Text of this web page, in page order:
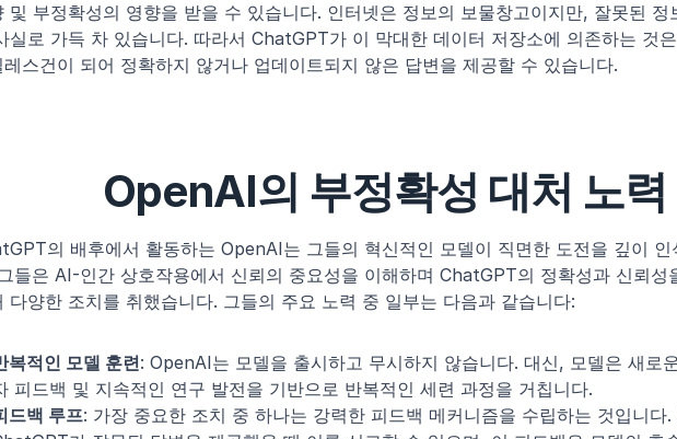
및 부정확성의 영향을 받을 수 있습니다. 인터넷은 정보의 보물창고이지만, 잘못된 정
실로 가득 차 있습니다. 따라서 ChatGPT가 이 막대한 데이터 저장소에 의존하는 것
레스건이 되어 정확하지 않거나 업데이트되지 않은 답변을 제공할 수 있습니다.
OpenAI의 부정확성 대처 노력
의 배후에서 활동하는 OpenAI는 그들의 혁신적인 모델이 직면한 도전을 깊이 인
들은 AI-인간 상호작용에서 신뢰의 중요성을 이해하며 ChatGPT의 정확성과 신뢰성
다양한 조치를 취했습니다. 그들의 주요 노력 중 일부는 다음과 같습니다:
복적인 모델 훈련: OpenAI는 모델을 출시하고 무시하지 않습니다. 대신, 모델은 새로
피드백 및 지속적인 연구 발전을 기반으로 반복적인 세련 과정을 거칩니다.
드백 루프: 가장 중요한 조치 중 하나는 강력한 피드백 메커니즘을 수립하는 것입니다.